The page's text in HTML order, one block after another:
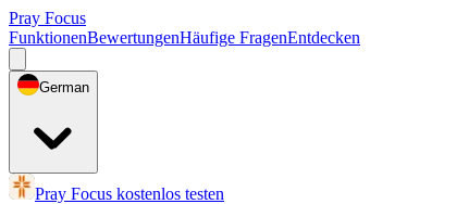
Pray Focus
FunktionenBewertungenHäufige FragenEntdecken
German
Pray Focus kostenlos testen